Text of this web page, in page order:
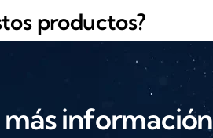
productos?
información